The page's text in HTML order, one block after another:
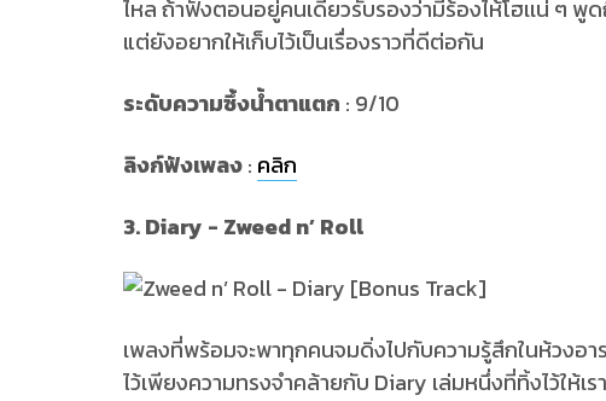
ไหล ถ้าฟังตอนอยู่คนเดียวรับรองว่ามีร้องไห้โฮเเน่ ๆ พู
แต่ยังอยากให้เก็บไว้เป็นเรื่องราวที่ดีต่อกัน
ระดับความซึ้งน้ำตาแตก : 9/10
ลิงก์ฟังเพลง: คลิก
3. Diary - Zweed n’ Roll
เพลงที่พร้อมจะพาทุกคนจมดิ่งไปกับความรู้สึกในห้วงอ
ไว้เพียงความทรงจำคล้ายกับ Diary เล่มหนึ่งที่ทิ้งไว้ให้เร